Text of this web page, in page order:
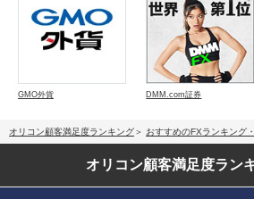
GMO外貨 DMM.com証券
オリコン顧客満足度ランキング おすすめのFXランキング
オリコン顧客満足度ラン